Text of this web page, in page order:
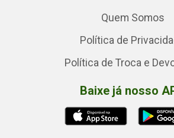
Quem Somos
Política de
Política de Troca e
Baixe já nosso